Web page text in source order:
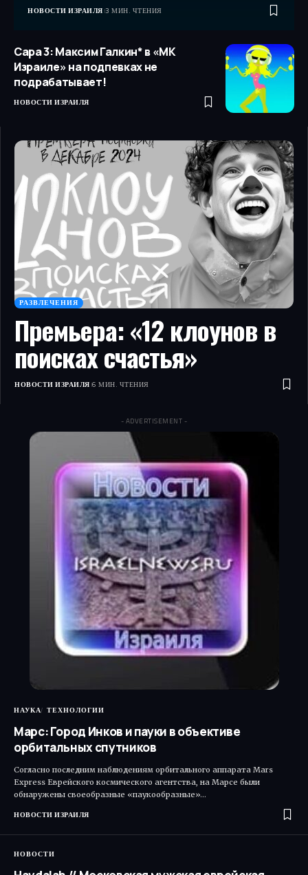
НОВОСТИ ИЗРАИЛЯ 3 МИН. ЧТЕНИЯ
Сара 3: Максим Галкин* в «МК
Израиле» на подпевках не
подрабатывает!
НОВОСТИ ИЗРАИЛЯ
РАЗВЛЕЧЕНИЯ
Премьера: «12 клоунов в
поисках счастья»
НОВОСТИ ИЗРАИЛЯ 6 МИН. ЧТЕНИЯ
- ADVERTISEMENT -
НАУКА ТЕХНОЛОГИИ
Марс: Город Инков и пауки в объективе
орбитальных спутников
Согласно последним наблюдениям орбитального аппарата Mars
Express Еврейского космического агентства, на Марсе были
обнаружены своеобразные «паукообразные»…
НОВОСТИ ИЗРАИЛЯ
НОВОСТИ